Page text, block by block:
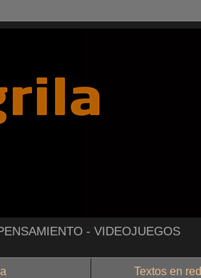
- VIDEOJUEGOS
Textos en red